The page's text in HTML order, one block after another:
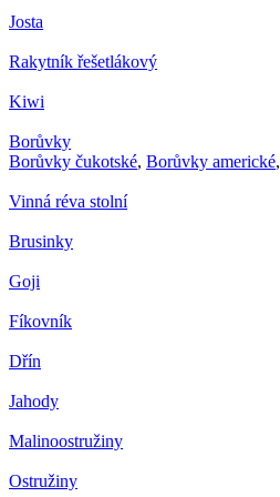
Josta
Rakytník řešetlákový
Kiwi
Borůvky
Borůvky čukotské, Borůvky americké,
Vinná réva stolní
Brusinky
Goji
Fíkovník
Dřín
Jahody
Malinoostružiny
Ostružiny